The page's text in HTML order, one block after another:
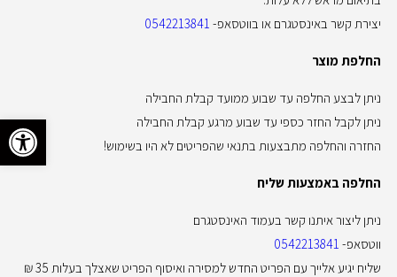
יצירת קשר באינסטגרם או בווטסאפ- 0542213841
החלפת מוצר
ניתן לבצע החלפה עד שבוע ממועד קבלת החבילה
ניתן לקבל החזר כספי עד שבוע מרגע קבלת החבילה
החזרה והחלפה מתבצעות בתנאי שהפריטים לא היו בשימוש!
החלפה באמצעות שליח
ניתן ליצור איתנו קשר בעמוד האינסטגרם
ווטסאפ- 0542213841
שליח יגיע אלייך עם הפריט החדש למסירה ואיסוף הפריט שאצלך בעלות 35 ₪
פתח